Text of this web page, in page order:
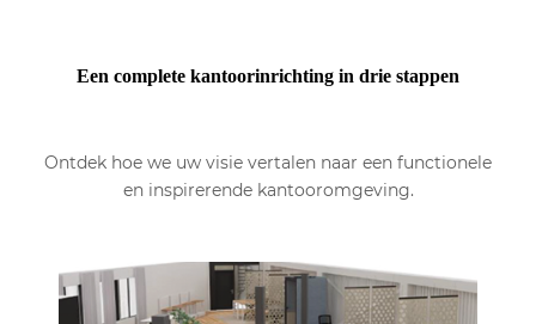
Een complete kantoorinrichting in drie stappen
Ontdek hoe we uw visie vertalen naar een functionele
en inspirerende kantooromgeving.